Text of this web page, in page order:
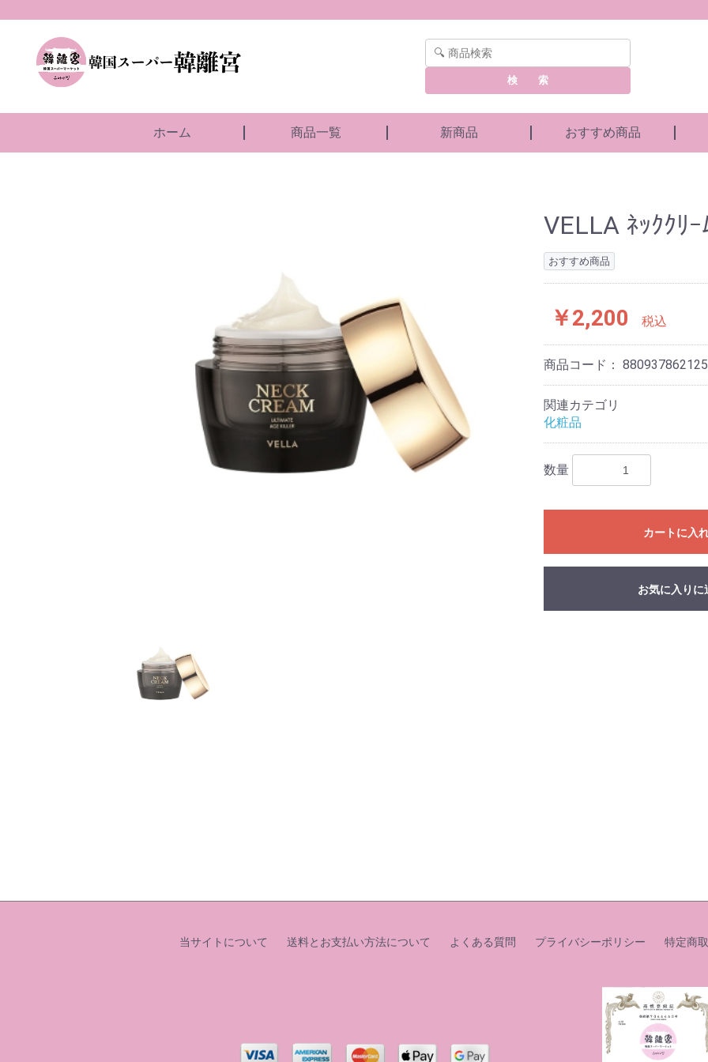
検 索
ホーム 商品一覧 新商品 おすすめ商品
VELLA ﾈｯｸｸﾘ
おすすめ商品
￥2,200 税込
商品コード：
関連カテゴリ
化粧品
数量
カートに入
お気に入りに
当サイトについて 送料とお支払い方法について よくある質問 プライバシーポリシー 特定商